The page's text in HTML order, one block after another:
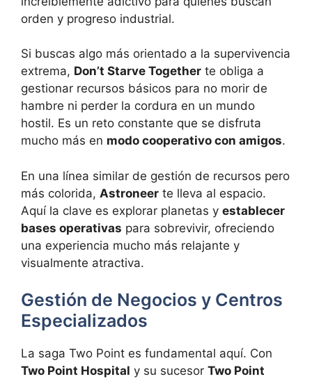
orden y progreso industrial.
Si buscas algo más orientado a la supervivencia
extrema, Don’t Starve Together te obliga a
gestionar recursos básicos para no morir de
hambre ni perder la cordura en un mundo
hostil. Es un reto constante que se disfruta
mucho más en modo cooperativo con amigos.
En una línea similar de gestión de recursos pero
más colorida, Astroneer te lleva al espacio.
Aquí la clave es explorar planetas y establecer
bases operativas para sobrevivir, ofreciendo
una experiencia mucho más relajante y
visualmente atractiva.
Gestión de Negocios y Centros
Especializados
La saga Two Point es fundamental aquí. Con
Two Point Hospital y su sucesor Two Point